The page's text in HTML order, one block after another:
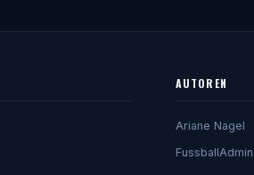
AUTOREN
Ariane Nagel
FussballAdmin